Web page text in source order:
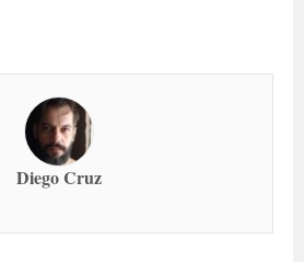
Diego Cruz